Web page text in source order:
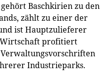
Baschkirien zu den
zählt zu einer der
ist Hauptzulieferer
profitiert
Industrieparks.